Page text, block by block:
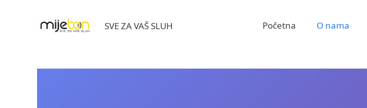
SVE ZA VAŠ SLUH Početna O nama